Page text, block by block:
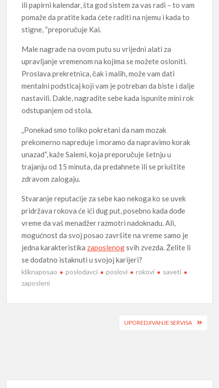
ili papirni kalendar, šta god sistem za vas radi – to vam
pomaže da pratite kada ćete raditi na njemu i kada to
stigne, “preporučuje Kai.
Male nagrade na ovom putu su vrijedni alati za
upravljanje vremenom na kojima se možete osloniti.
Proslava prekretnica, čak i malih, može vam dati
mentalni podsticaj koji vam je potreban da biste i dalje
nastavili. Dakle, nagradite sebe kada ispunite mini rok
odstupanjem od stola.
„Ponekad smo toliko pokretani da nam mozak
prekomerno napreduje i moramo da napravimo korak
unazad“, kaže Salemi, koja preporučuje šetnju u
trajanju od 15 minuta, da predahnete ili se priuštite
zdravom zalogaju.
Stvaranje reputacije za sebe kao nekoga ko se uvek
pridržava rokova će ići dug put, posebno kada dođe
vreme da vaš menadžer razmotri nadoknadu. Ali,
mogućnost da svoj posao završite na vreme samo je
jedna karakteristika zaposlenogsvih zvezda. Želite li
se dodatno istaknuti u svojoj karijeri?
kliknaposao poslodavci poslovi rokovi
saveti
zaposleni
UPOREDJIVANJE SERVISA